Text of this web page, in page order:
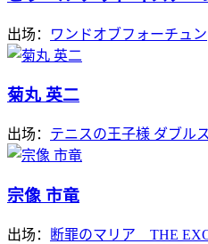
出场： ワンドオブフォーチュン
菊丸 英二
出场： テニスの王子様 ダブル
宗像 市竜
出场： 断罪のマリア THE